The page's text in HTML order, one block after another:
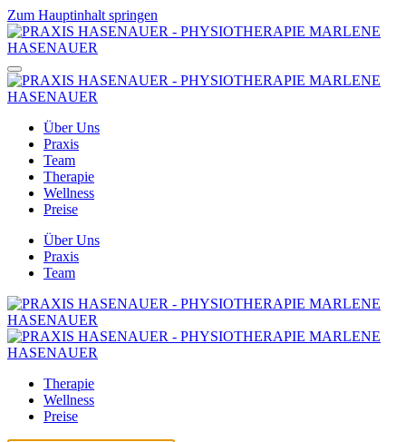
Zum Hauptinhalt springen
Über Uns
Praxis
Team
Therapie
Wellness
Preise
Über Uns
Praxis
Team
Therapie
Wellness
Preise